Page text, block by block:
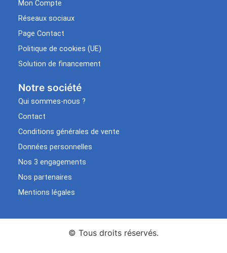
Mon Compte
Réseaux sociaux
Page Contact
Politique de cookies (UE)
Solution de financement
Notre société
Qui sommes-nous ?
Contact
Conditions générales de vente
Données personnelles
Nos 3 engagements
Nos partenaires
Mentions légales
© Tous droits réservés.